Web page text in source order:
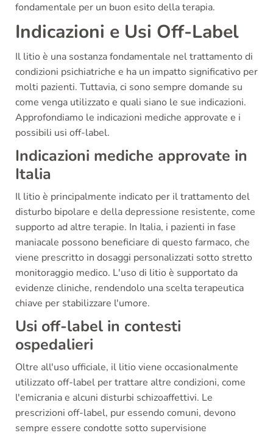
fondamentale per un buon esito della terapia.
Indicazioni e Usi Off-Label
Il litio è una sostanza fondamentale nel trattamento di
condizioni psichiatriche e ha un impatto significativo per
molti pazienti. Tuttavia, ci sono sempre domande su
come venga utilizzato e quali siano le sue indicazioni.
Approfondiamo le indicazioni mediche approvate e i
possibili usi off-label.
Indicazioni mediche approvate in
Italia
Il litio è principalmente indicato per il trattamento del
disturbo bipolare e della depressione resistente, come
supporto ad altre terapie. In Italia, i pazienti in fase
maniacale possono beneficiare di questo farmaco, che
viene prescritto in dosaggi personalizzati sotto stretto
monitoraggio medico. L'uso di litio è supportato da
evidenze cliniche, rendendolo una scelta terapeutica
chiave per stabilizzare l'umore.
Usi off-label in contesti
ospedalieri
Oltre all'uso ufficiale, il litio viene occasionalmente
utilizzato off-label per trattare altre condizioni, come
l'emicrania e alcuni disturbi schizoaffettivi. Le
prescrizioni off-label, pur essendo comuni, devono
sempre essere condotte sotto supervisione